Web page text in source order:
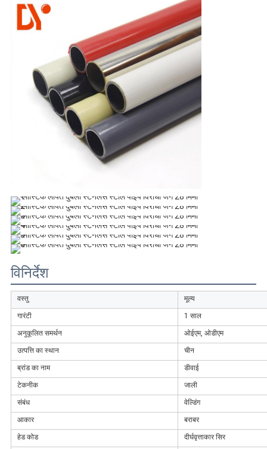
विनिर्देश
वस्तु मूल्य
गारंटी 1 साल
अनुकूलित समर्थन ओईएम, ओडीएम
उत्पत्ति का स्थान चीन
ब्रांड का नाम डीवाई
टेकनीक जाली
संबंध वेल्डिंग
आकार बराबर
हेड कोड दीर्घवृत्ताकार सिर